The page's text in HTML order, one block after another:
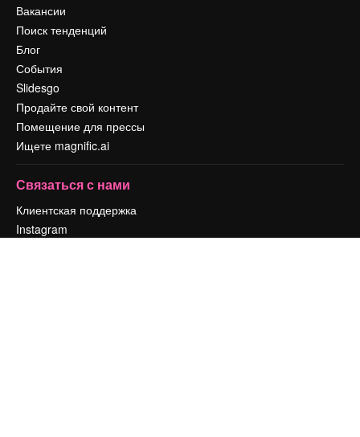
Вакансии
Поиск тенденций
Блог
События
Slidesgo
Продайте свой контент
Помещение для прессы
Ищете magnific.ai
Связаться с нами
Клиентская поддержка
Instagram